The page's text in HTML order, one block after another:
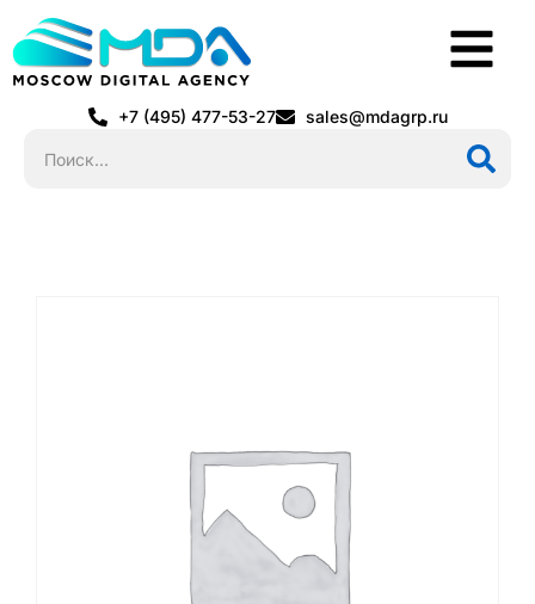
+7 (495) 477-53-27 sales@mdagrp.ru